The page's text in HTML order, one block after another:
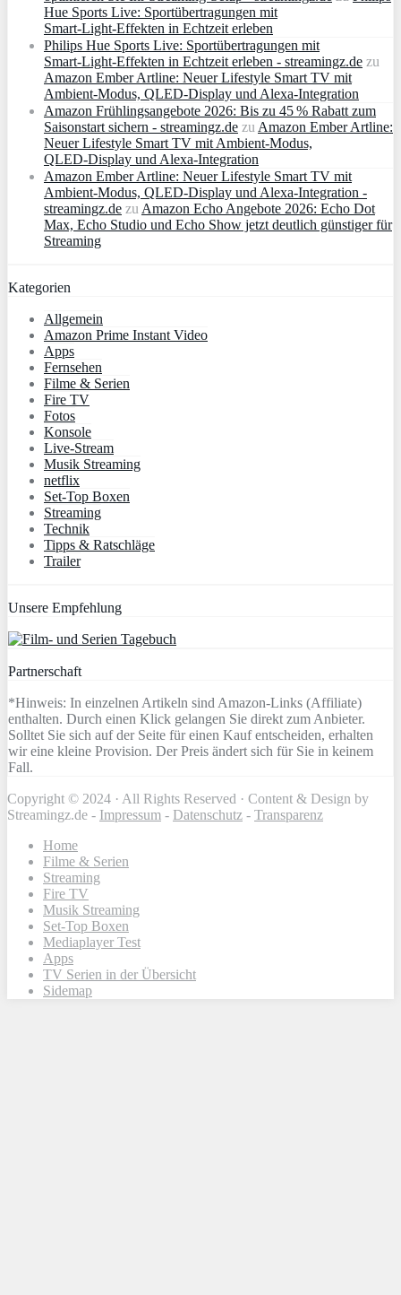
Hue Sports Live: Sportübertragungen mit
Smart‑Light‑Effekten in Echtzeit erleben
Philips Hue Sports Live: Sportübertragungen mit
Smart‑Light‑Effekten in Echtzeit erleben - streamingz.de zu
Amazon Ember Artline: Neuer Lifestyle Smart TV mit
Ambient‑Modus, QLED‑Display und Alexa‑Integration
Amazon Frühlingsangebote 2026: Bis zu 45 % Rabatt zum
Saisonstart sichern - streamingz.de zuAmazon Ember Artline:
Neuer Lifestyle Smart TV mit Ambient‑Modus,
QLED‑Display und Alexa‑Integration
Amazon Ember Artline: Neuer Lifestyle Smart TV mit
Ambient‑Modus, QLED‑Display und Alexa‑Integration -
streamingz.de zuAmazon Echo Angebote 2026: Echo Dot
Max, Echo Studio und Echo Show jetzt deutlich günstiger für
Streaming
Kategorien
Allgemein
Amazon Prime Instant Video
Apps
Fernsehen
Filme & Serien
Fire TV
Fotos
Konsole
Live-Stream
Musik Streaming
netflix
Set-Top Boxen
Streaming
Technik
Tipps & Ratschläge
Trailer
Unsere Empfehlung
Partnerschaft
*Hinweis: In einzelnen Artikeln sind Amazon-Links (Affiliate)
enthalten. Durch einen Klick gelangen Sie direkt zum Anbieter.
Solltet Sie sich auf der Seite für einen Kauf entscheiden, erhalten
wir eine kleine Provision. Der Preis ändert sich für Sie in keinem
Fall.
Copyright © 2024 · All Rights Reserved · Content & Design by
Streamingz.de - Impressum - Datenschutz - Transparenz
Home
Filme & Serien
Streaming
Fire TV
Musik Streaming
Set-Top Boxen
Mediaplayer Test
Apps
TV Serien in der Übersicht
Sidemap